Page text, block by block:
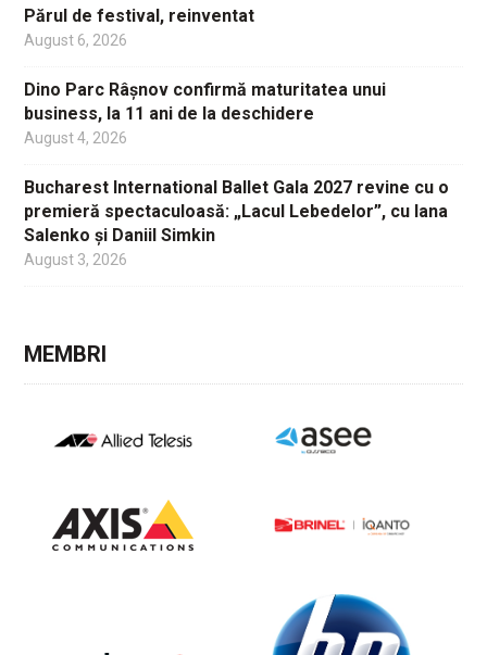
Părul de festival, reinventat
August 6, 2026
Dino Parc Râșnov confirmă maturitatea unui
business, la 11 ani de la deschidere
August 4, 2026
Bucharest International Ballet Gala 2027 revine cu o
premieră spectaculoasă: „Lacul Lebedelor”, cu Iana
Salenko și Daniil Simkin
August 3, 2026
MEMBRI